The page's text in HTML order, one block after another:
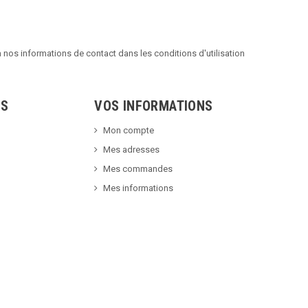
informations de contact dans les conditions d'utilisation
VOS INFORMATIONS
Mon compte
Mes adresses
Mes commandes
Mes informations